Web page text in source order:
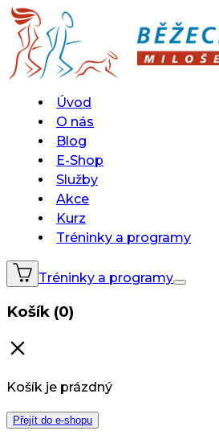
Úvod
O nás
Blog
E-Shop
Služby
Akce
Kurz
Tréninky a programy
Tréninky a programy
Košík (0)
Košík je prázdný
Přejít do e-shopu